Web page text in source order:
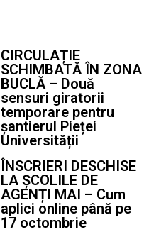
CIRCULAȚIE
SCHIMBATĂ ÎN ZONA
BUCLĂ – Două
sensuri giratorii
temporare pentru
șantierul Pieței
Universității
ÎNSCRIERI DESCHISE
LA ȘCOLILE DE
AGENȚI MAI – Cum
aplici online până pe
17 octombrie